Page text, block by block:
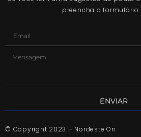
preencha o formulário
ENVIAR
© Copyright 2023 – Nordeste On